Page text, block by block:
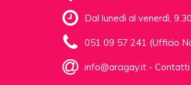
Dal lunedì al venerdì,
051 09 57 241 (Ufficio
info@arcigay.it - Contatti